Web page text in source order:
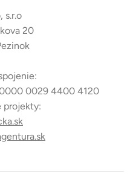
s.r.o
20
0000 0029 4400 4120
projekty: